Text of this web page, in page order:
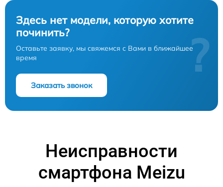
Здесь нет модели, которую хотите
починить?
Оставьте заявку, мы свяжемся с Вами в ближайшее
время
Заказать звонок
?
Неисправности
смартфона Meizu